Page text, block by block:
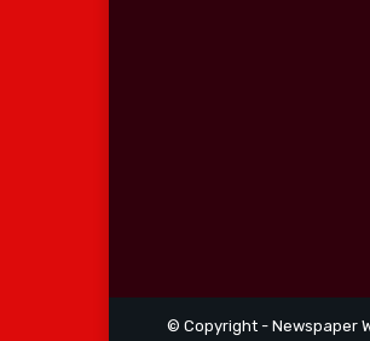
© Copyright - Newspaper